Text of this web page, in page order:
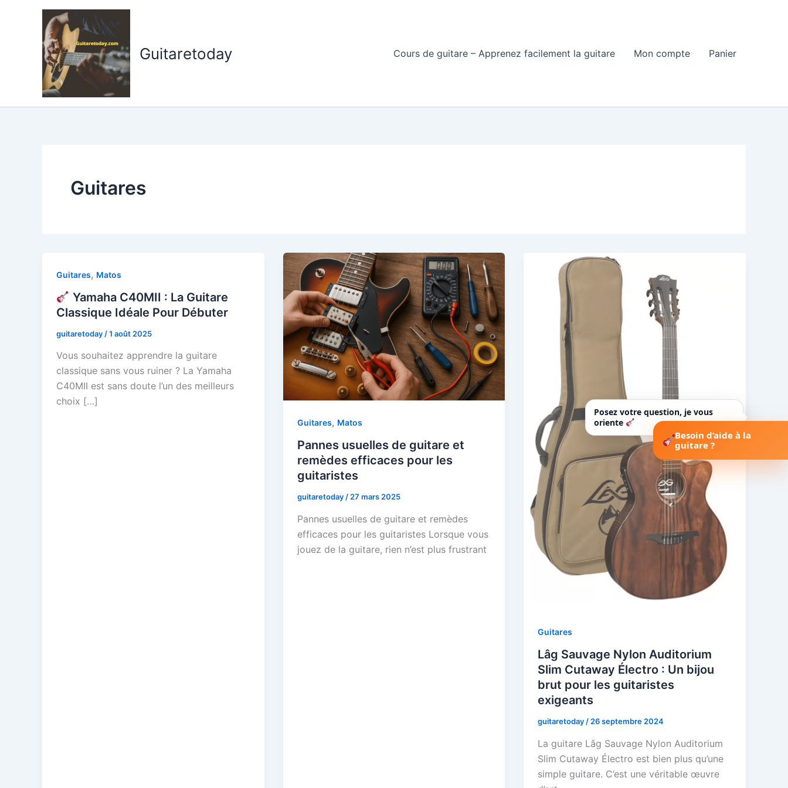
Guitaretoday Cours de guitare – Apprenez facilement la guitare Mon compte Panier
Guitares
Guitares, Matos
Yamaha C40MII : La Guitare
Classique Idéale Pour Débuter
guitaretoday /1 août 2025
Vous souhaitez apprendre la guitare
classique sans vous ruiner ? La Yamaha
C40MII est sans doute l’un des meilleurs
choix […]
Guitares, Matos
Pannes usuelles de guitare et
remèdes efficaces pour les
guitaristes
guitaretoday/27 mars 2025
Pannes usuelles de guitare et remèdes
efficaces pour les guitaristes Lorsque vous
jouez de la guitare, rien n’est plus frustrant
Guitares
Lâg Sauvage Nylon Auditorium
Slim Cutaway Électro : Un bijou
brut pour les guitaristes
exigeants
guitaretoday / 26 septembre 2024
La guitare Lâg Sauvage Nylon Auditorium
Slim Cutaway Électro est bien plus qu’une
simple guitare. C’est une véritable œuvre
Posez votre question, je vous
oriente
Besoin d’aide à la
guitare ?